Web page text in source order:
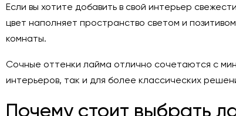
Если вы хотите добавить в свой интерьер
цвет наполняет пространство светом и
комнаты.
Сочные оттенки лайма отлично сочетаются с
интерьеров, так и для более классических
Почему стоит выбрать